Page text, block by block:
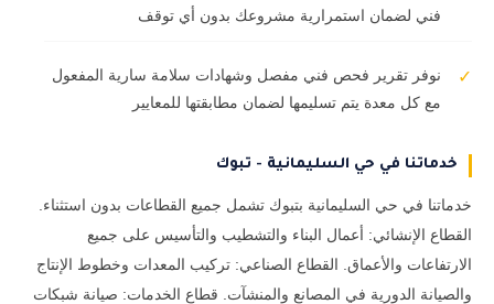
فني لضمان استمرارية مشروعك بدون أي توقف
✓
نوفر تقرير فحص فني مفصل وشهادات سلامة سارية المفعول
مع كل معدة يتم تسليمها لضمان مطابقتها للمعايير
خدماتنا في حي السليمانية - تبوك
خدماتنا في حي السليمانية بتبوك تشمل جميع القطاعات بدون استثناء.
القطاع الإنشائي: أعمال البناء والتشطيب والتأسيس على جميع
الارتفاعات والأعماق. القطاع الصناعي: تركيب المعدات وخطوط الإنتاج
والصيانة الدورية في المصانع والمنشآت. قطاع الخدمات: صيانة شبكات